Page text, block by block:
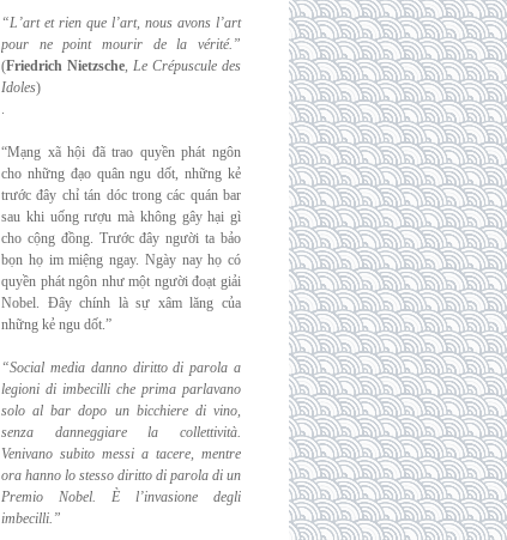
“L’art et rien que l’art, nous avons l’art
pour ne point mourir de la vérité.”
(Friedrich Nietzsche, Le Crépuscule des
Idoles)
.
“Mạng xã hội đã trao quyền phát ngôn
cho những đạo quân ngu dốt, những kẻ
trước đây chỉ tán dóc trong các quán bar
sau khi uống rượu mà không gây hại gì
cho cộng đồng. Trước đây người ta bảo
bọn họ im miệng ngay. Ngày nay họ có
quyền phát ngôn như một người đoạt giải
Nobel. Đây chính là sự xâm lăng của
những kẻ ngu dốt.”
“Social media danno diritto di parola a
legioni di imbecilli che prima parlavano
solo albar dopo un bicchiere di vino,
senza danneggiare la collettività.
Venivano subito messi a tacere, mentre
ora hanno lo stesso diritto di parola di un
Premio Nobel. È l’invasione degli
imbecilli.”